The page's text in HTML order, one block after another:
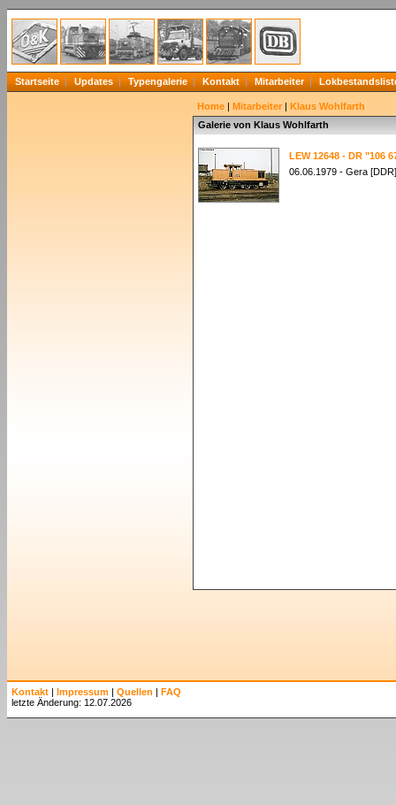
Startseite Updates Typengalerie Kontakt Mitarbeiter
Home | Mitarbeiter | Klaus Wohlfarth
Galerie von Klaus Wohlfarth
LEW 12648 - DR "106
06.06.1979 - Gera [DDR]
Kontakt | Impressum | Quellen | FAQ
letzte Änderung: 12.07.2026